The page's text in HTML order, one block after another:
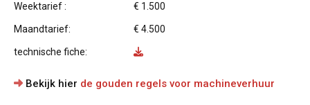
Weektarief : € 1.500
Maandtarief: € 4.500
technische fiche:
Bekijk hier de gouden regels voor machineverhuur